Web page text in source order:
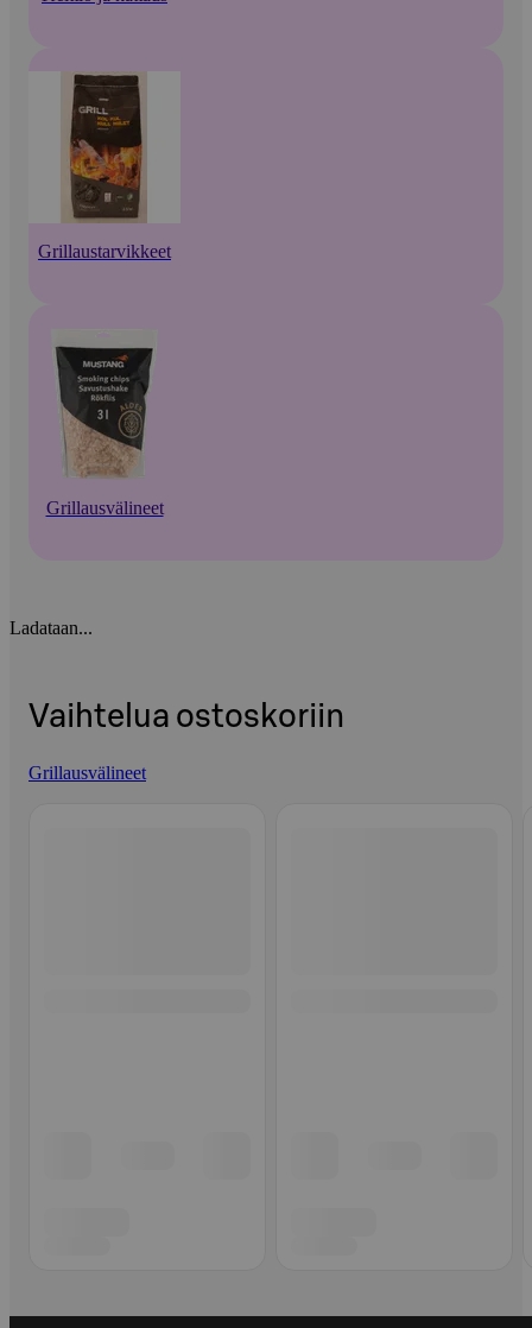
Grillaustarvikkeet
Grillausvälineet
Ladataan...
Vaihtelua ostoskoriin
Grillausvälineet